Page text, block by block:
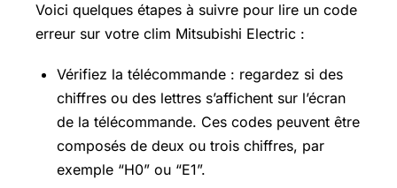
Voici quelques étapes à suivre pour lire un code
erreur sur votre clim Mitsubishi Electric :
Vérifiez la télécommande : regardez si des
chiffres ou des lettres s’affichent sur l’écran
de la télécommande. Ces codes peuvent être
composés de deux ou trois chiffres, par
exemple “H0” ou “E1”.